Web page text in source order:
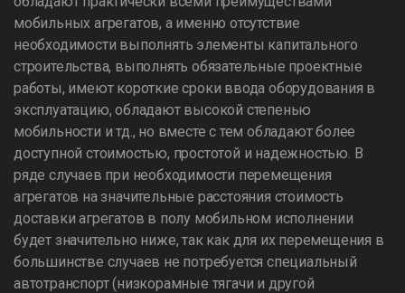
мобильных агрегатов, а именно отсутствие
необходимости выполнять элементы капитального
строительства, выполнять обязательные проектные
работы, имеют короткие сроки ввода оборудования в
эксплуатацию, обладают высокой степенью
мобильности и тд., но вместе с тем обладают более
доступной стоимостью, простотой и надежностью. В
ряде случаев при необходимости перемещения
агрегатов на значительные расстояния стоимость
доставки агрегатов в полу мобильном исполнении
будет значительно ниже, так как для их перемещения в
большинстве случаев не потребуется специальный
автотранспорт (низкорамные тягачи и другой